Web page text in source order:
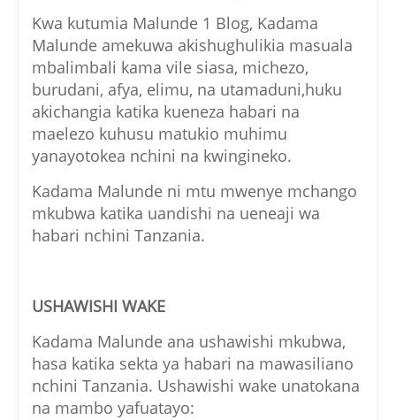
Kwa kutumia Malunde 1 Blog, Kadama
Malunde amekuwa akishughulikia masuala
mbalimbali kama vile siasa, michezo,
burudani, afya, elimu, na utamaduni,huku
akichangia katika kueneza habari na
maelezo kuhusu matukio muhimu
yanayotokea nchini na kwingineko.
Kadama Malunde ni mtu mwenye mchango
mkubwa katika uandishi na ueneaji wa
habari nchini Tanzania.
USHAWISHI WAKE
Kadama Malunde ana ushawishi mkubwa,
hasa katika sekta ya habari na mawasiliano
nchini Tanzania. Ushawishi wake unatokana
na mambo yafuatayo: